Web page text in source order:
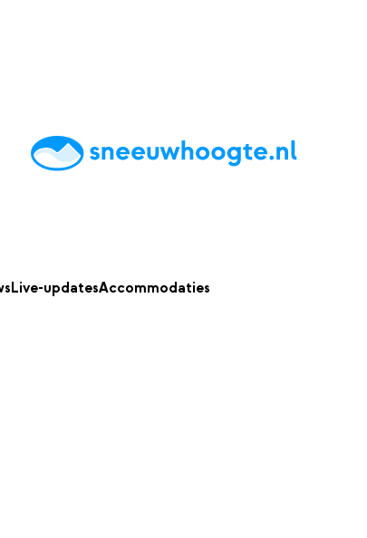
AccommodatiesTipsReviewsLive updatesApp
Live-updatesAccommodaties